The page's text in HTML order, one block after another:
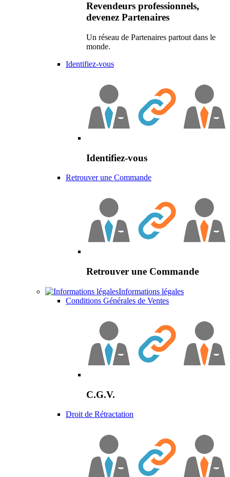
Revendeurs professionnels,
devenez Partenaires
Un réseau de Partenaires partout dans le
monde.
Identifiez-vous
Identifiez-vous
Retrouver une Commande
Retrouver une Commande
Informations légales
Conditions Générales de Ventes
C.G.V.
Droit de Rétractation